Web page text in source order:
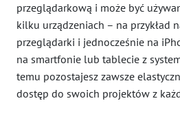
przeglądarkową i może być
kilku urządzeniach – na przykład
przeglądarki i jednocześnie na
na smartfonie lub tablecie z
temu pozostajesz zawsze
dostęp do swoich projektów z